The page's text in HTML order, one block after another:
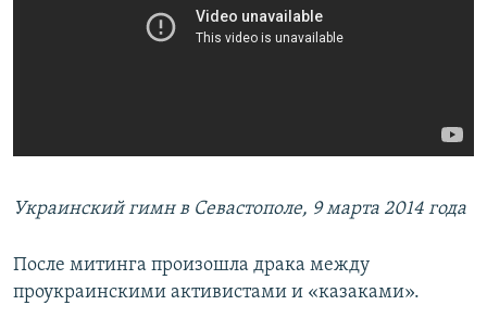
Украинский гимн в Севастополе, 9 марта 2014 года
После митинга произошла драка между
проукраинскими активистами и «казаками».